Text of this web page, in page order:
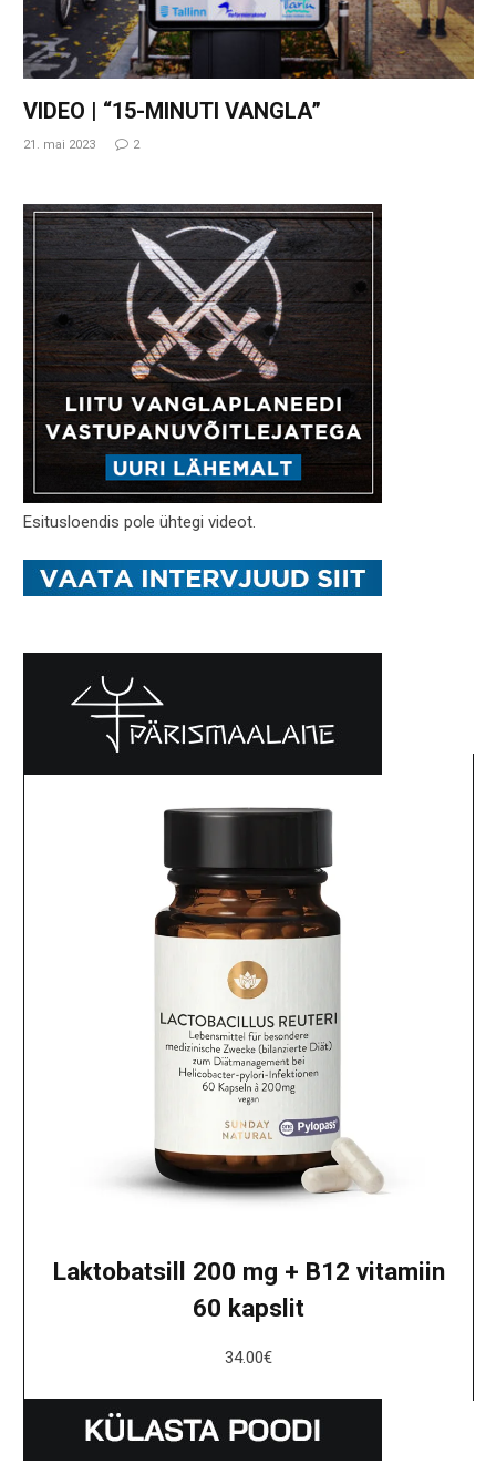
VIDEO | “15-MINUTI VANGLA”
21. mai 2023 2
Esitusloendis pole ühtegi videot.
Laktobatsill 200 mg + B12 vitamiin
60 kapslit
34.00€